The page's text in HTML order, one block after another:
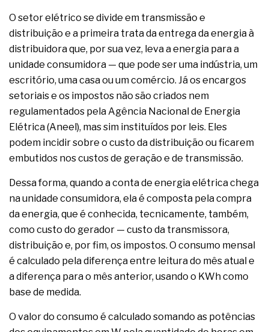
O setor elétrico se divide em transmissão e
distribuição e a primeira trata da entrega da energia à
distribuidora que, por sua vez, leva a energia para a
unidade consumidora — que pode ser uma indústria, um
escritório, uma casa ou um comércio. Já os encargos
setoriais e os impostos não são criados nem
regulamentados pela Agência Nacional de Energia
Elétrica (Aneel), mas sim instituídos por leis. Eles
podem incidir sobre o custo da distribuição ou ficarem
embutidos nos custos de geração e de transmissão.
Dessa forma, quando a conta de energia elétrica chega
na unidade consumidora, ela é composta pela compra
da energia, que é conhecida, tecnicamente, também,
como custo do gerador — custo da transmissora,
distribuição e, por fim, os impostos. O consumo mensal
é calculado pela diferença entre leitura do mês atual e
a diferença para o mês anterior, usando o KWh como
base de medida.
O valor do consumo é calculado somando as potências